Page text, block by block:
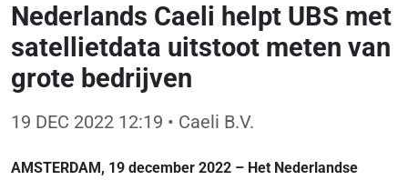
Nederlands Caeli helpt UBS met
satellietdata uitstoot meten van
grote bedrijven
19 DEC 2022 12:19 • Caeli B.V.
AMSTERDAM, 19 december 2022 – Het Nederlandse